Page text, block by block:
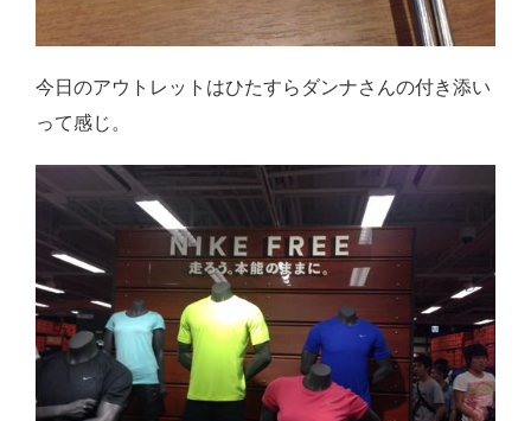
今日のアウトレットはひたすらダンナさんの付き添い
って感じ。